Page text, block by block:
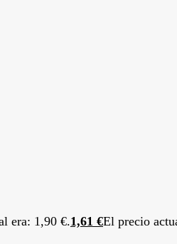
era: 1,90 €.1,61 €El precio